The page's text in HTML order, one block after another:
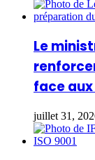
Le
face
juillet 31,